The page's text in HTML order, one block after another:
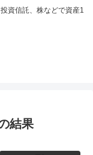
資信託、株などで資産1
結果